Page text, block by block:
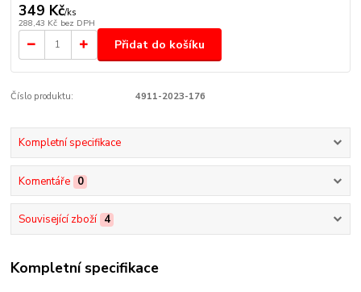
349 Kč/ks
288,43 Kč bez DPH
Přidat do košíku
Číslo produktu: 4911-2023-176
Kompletní specifikace
Komentáře 0
Související zboží 4
Kompletní specifikace